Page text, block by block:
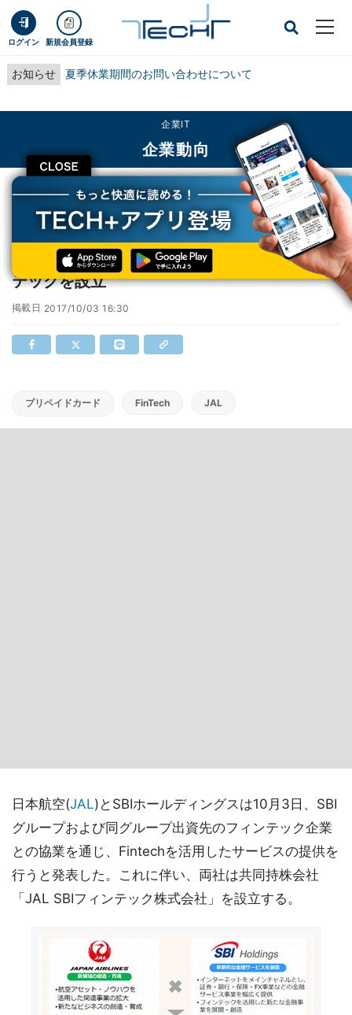
ログイン 新規会員登録
お知らせ 夏季休業期間のお問い合わせについて
CLOSE
企業IT
企業動向
TECH+ 企業IT
企業動向
JALとSBIホールディングス、JAL SBIフィンテックを設立
JALとSBIホールディングス、JAL SBIフィン
テックを設立
掲載日 2017/10/03 16:30
プリペイドカード FinTech JAL
日本航空(JAL)とSBIホールディングスは10月3日、SBI
グループおよび同グループ出資先のフィンテック企業
との協業を通じ、Fintechを活用したサービスの提供を
行うと発表した。これに伴い、両社は共同持株会社
「JAL SBIフィンテック株式会社」を設立する。